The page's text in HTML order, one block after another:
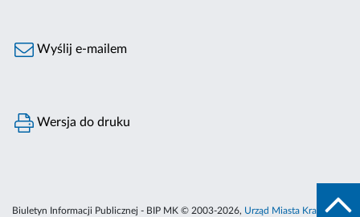
Wyślij e-mailem
Wersja do druku
Biuletyn Informacji Publicznej - BIP MK © 2003-2026, Urząd Miasta Krakowa